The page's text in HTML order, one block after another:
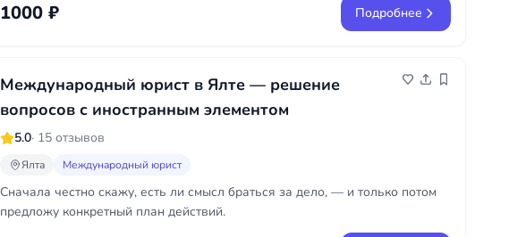
1000 ₽ Подробнее
Международный юрист в Ялте — решение
вопросов с иностранным элементом
5.0· 15 отзывов
Ялта Международный юрист
Сначала честно скажу, есть ли смысл браться за дело, — и только потом
предложу конкретный план действий.